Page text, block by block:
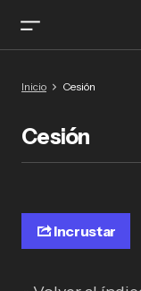
Inicio Cesión
Cesión
Incrustar